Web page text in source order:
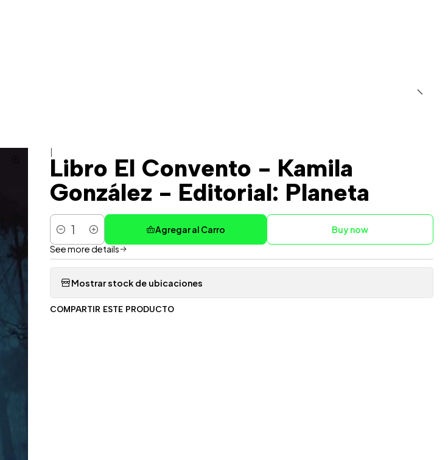
Libro El Convento - Kamila
González - Editorial: Planeta
Cantidad
Agregar al Carro
Buy now
See more details
Mostrar stock de ubicaciones
COMPARTIR ESTE PRODUCTO